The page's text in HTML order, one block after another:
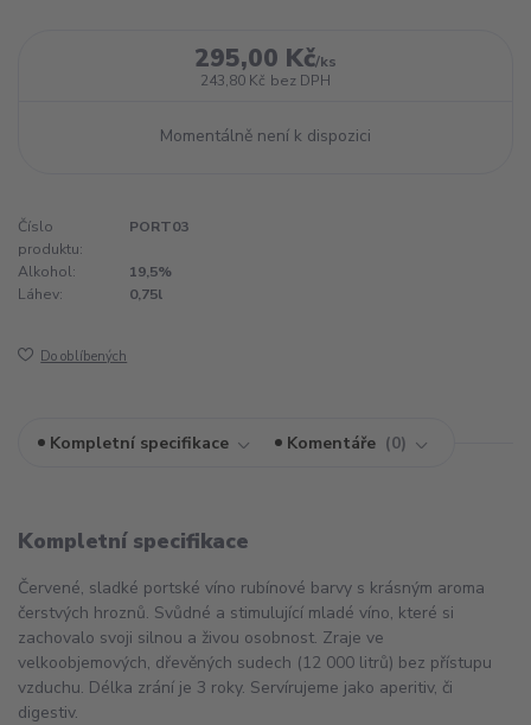
295,00 Kč/ks
243,80 Kč bez DPH
Momentálně není k dispozici
Číslo
produktu:
PORT03
Alkohol:
19,5%
Láhev:
0,75l
Do oblíbených
Kompletní specifikace Komentáře 0
Kompletní specifikace
Červené, sladké portské víno rubínové barvy s krásným aroma
čerstvých hroznů. Svůdné a stimulující mladé víno, které si
zachovalo svoji silnou a živou osobnost. Zraje ve
velkoobjemových, dřevěných sudech (12 000 litrů) bez přístupu
vzduchu. Délka zrání je 3 roky. Servírujeme jako aperitiv, či
digestiv.